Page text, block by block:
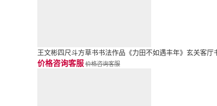
王文彬四尺斗方草书书法作品《力田不如遇丰年》玄关客厅
价格咨询客服 价格咨询客服